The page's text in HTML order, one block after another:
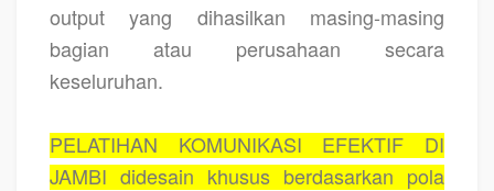
output yang dihasilkan masing-masing
bagian atau perusahaan secara
keseluruhan.
PELATIHAN KOMUNIKASI EFEKTIF DI
JAMBI didesain khusus berdasarkan pola